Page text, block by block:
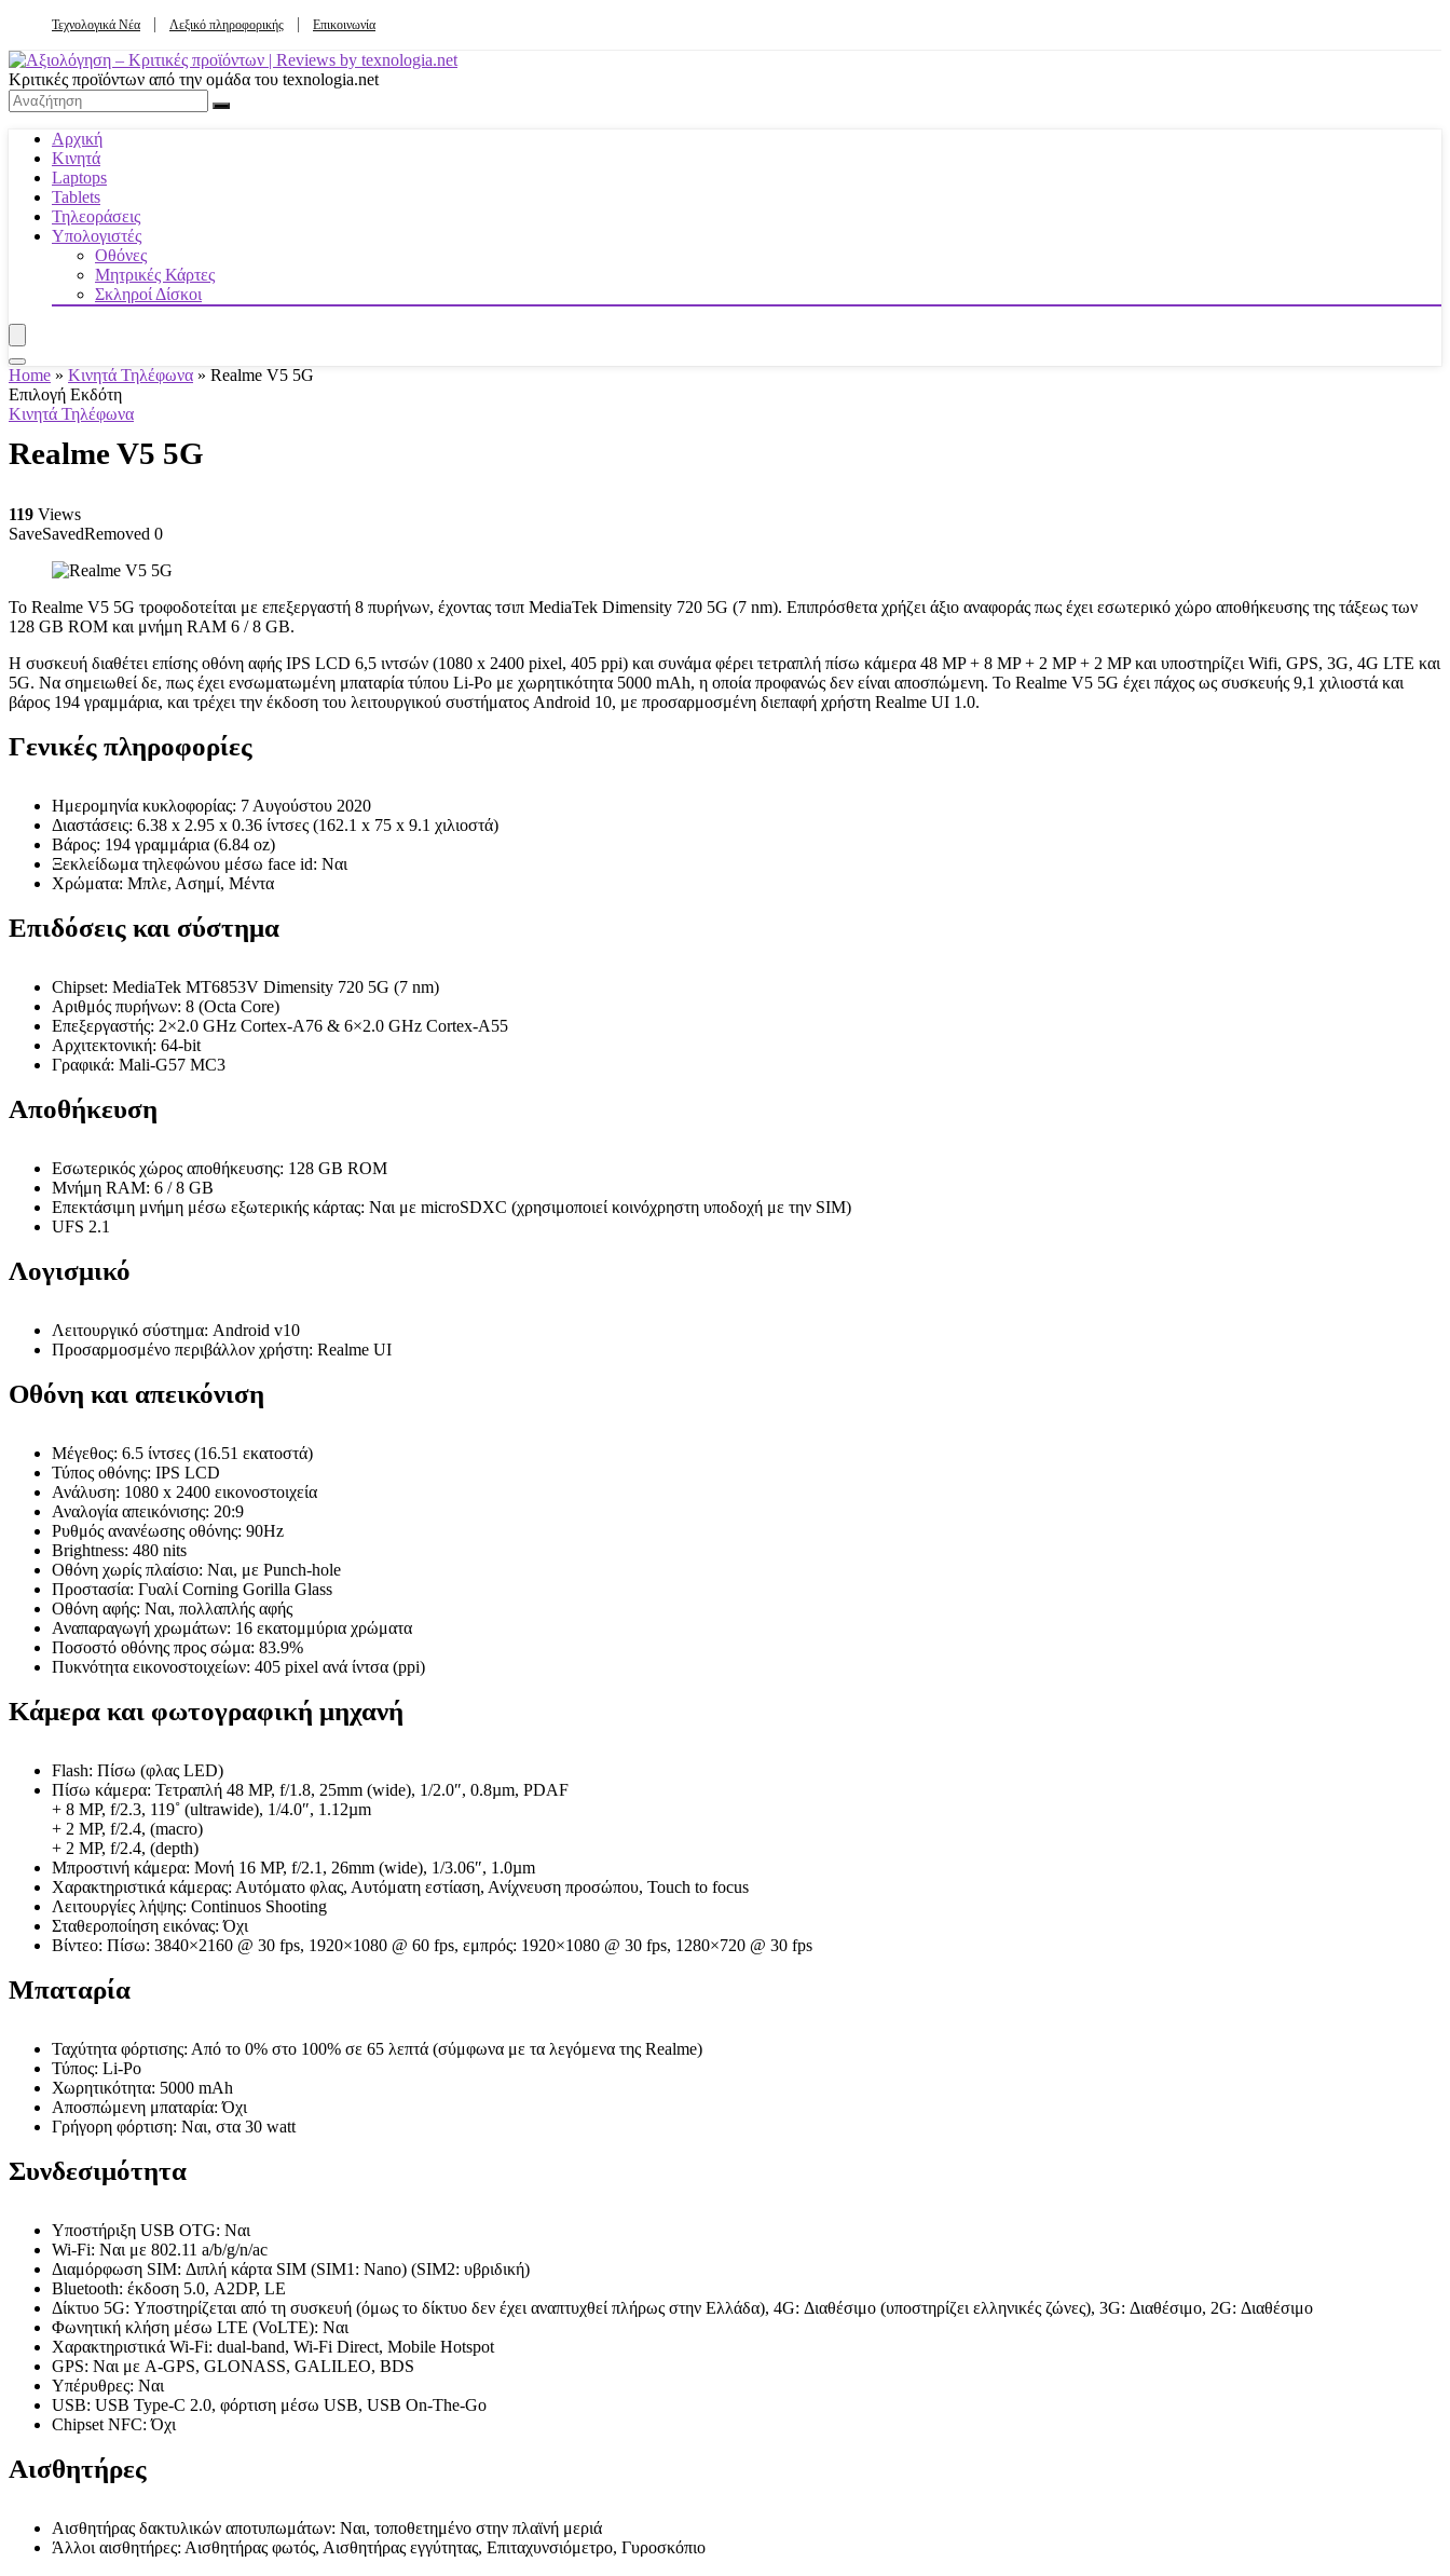
Τεχνολογικά Νέα Λεξικό πληροφορικής Επικοινωνία
Κριτικές προϊόντων από την ομάδα του texnologia.net
Αρχική
Κινητά
Laptops
Tablets
Τηλεοράσεις
Υπολογιστές
Οθόνες
Μητρικές Κάρτες
Σκληροί Δίσκοι
Home » Κινητά Τηλέφωνα » Realme V5 5G
Επιλογή Εκδότη
Κινητά Τηλέφωνα
Realme V5 5G
119 Views
SaveSavedRemoved 0
Το Realme V5 5G τροφοδοτείται με επεξεργαστή 8 πυρήνων, έχοντας τσιπ MediaTek Dimensity 720 5G (7 nm). Επιπρόσθετα χρήζει άξιο αναφοράς πως έχει εσωτερικό χώρο αποθήκευσης της τάξεως των
128 GB ROM και μνήμη RAM 6 / 8 GB.
Η συσκευή διαθέτει επίσης οθόνη αφής IPS LCD 6,5 ιντσών (1080 x 2400 pixel, 405 ppi) και συνάμα φέρει τετραπλή πίσω κάμερα 48 MP + 8 MP + 2 MP + 2 MP και υποστηρίζει Wifi, GPS, 3G, 4G LTE και
5G. Να σημειωθεί δε, πως έχει ενσωματωμένη μπαταρία τύπου Li-Po με χωρητικότητα 5000 mAh, η οποία προφανώς δεν είναι αποσπώμενη. Το Realme V5 5G έχει πάχος ως συσκευής 9,1 χιλιοστά και
βάρος 194 γραμμάρια, και τρέχει την έκδοση του λειτουργικού συστήματος Android 10, με προσαρμοσμένη διεπαφή χρήστη Realme UI 1.0.
Γενικές πληροφορίες
Ημερομηνία κυκλοφορίας: 7 Αυγούστου 2020
Διαστάσεις: 6.38 x 2.95 x 0.36 ίντσες (162.1 x 75 x 9.1 χιλιοστά)
Βάρος: 194 γραμμάρια (6.84 oz)
Ξεκλείδωμα τηλεφώνου μέσω face id: Ναι
Χρώματα: Μπλε, Ασημί, Μέντα
Επιδόσεις και σύστημα
Chipset: MediaTek MT6853V Dimensity 720 5G (7 nm)
Αριθμός πυρήνων: 8 (Octa Core)
Επεξεργαστής: 2×2.0 GHz Cortex-A76 & 6×2.0 GHz Cortex-A55
Αρχιτεκτονική: 64-bit
Γραφικά: Mali-G57 MC3
Αποθήκευση
Εσωτερικός χώρος αποθήκευσης: 128 GB ROM
Μνήμη RAM: 6 / 8 GB
Επεκτάσιμη μνήμη μέσω εξωτερικής κάρτας: Ναι με microSDXC (χρησιμοποιεί κοινόχρηστη υποδοχή με την SIM)
UFS 2.1
Λογισμικό
Λειτουργικό σύστημα: Android v10
Προσαρμοσμένο περιβάλλον χρήστη: Realme UI
Οθόνη και απεικόνιση
Μέγεθος: 6.5 ίντσες (16.51 εκατοστά)
Τύπος οθόνης: IPS LCD
Ανάλυση: 1080 x 2400 εικονοστοιχεία
Αναλογία απεικόνισης: 20:9
Ρυθμός ανανέωσης οθόνης: 90Hz
Brightness: 480 nits
Οθόνη χωρίς πλαίσιο: Ναι, με Punch-hole
Προστασία: Γυαλί Corning Gorilla Glass
Οθόνη αφής: Ναι, πολλαπλής αφής
Αναπαραγωγή χρωμάτων: 16 εκατομμύρια χρώματα
Ποσοστό οθόνης προς σώμα: 83.9%
Πυκνότητα εικονοστοιχείων: 405 pixel ανά ίντσα (ppi)
Κάμερα και φωτογραφική μηχανή
Flash: Πίσω (φλας LED)
Πίσω κάμερα: Τετραπλή 48 MP, f/1.8, 25mm (wide), 1/2.0″, 0.8µm, PDAF
+ 8 MP, f/2.3, 119˚ (ultrawide), 1/4.0″, 1.12µm
+ 2 MP, f/2.4, (macro)
+ 2 MP, f/2.4, (depth)
Μπροστινή κάμερα: Μονή 16 MP, f/2.1, 26mm (wide), 1/3.06″, 1.0µm
Χαρακτηριστικά κάμερας: Αυτόματο φλας, Αυτόματη εστίαση, Ανίχνευση προσώπου, Touch to focus
Λειτουργίες λήψης: Continuos Shooting
Σταθεροποίηση εικόνας: Όχι
Βίντεο: Πίσω: 3840×2160 @ 30 fps, 1920×1080 @ 60 fps, εμπρός: 1920×1080 @ 30 fps, 1280×720 @ 30 fps
Μπαταρία
Ταχύτητα φόρτισης: Από το 0% στο 100% σε 65 λεπτά (σύμφωνα με τα λεγόμενα της Realme)
Τύπος: Li-Po
Χωρητικότητα: 5000 mAh
Αποσπώμενη μπαταρία: Όχι
Γρήγορη φόρτιση: Ναι, στα 30 watt
Συνδεσιμότητα
Υποστήριξη USB OTG: Ναι
Wi-Fi: Ναι με 802.11 a/b/g/n/ac
Διαμόρφωση SIM: Διπλή κάρτα SIM (SIM1: Nano) (SIM2: υβριδική)
Bluetooth: έκδοση 5.0, A2DP, LE
Δίκτυο 5G: Υποστηρίζεται από τη συσκευή (όμως το δίκτυο δεν έχει αναπτυχθεί πλήρως στην Ελλάδα), 4G: Διαθέσιμο (υποστηρίζει ελληνικές ζώνες), 3G: Διαθέσιμο, 2G: Διαθέσιμο
Φωνητική κλήση μέσω LTE (VoLTE): Ναι
Χαρακτηριστικά Wi-Fi: dual-band, Wi-Fi Direct, Mobile Hotspot
GPS: Ναι με A-GPS, GLONASS, GALILEO, BDS
Υπέρυθρες: Ναι
USB: USB Type-C 2.0, φόρτιση μέσω USB, USB On-The-Go
Chipset NFC: Όχι
Αισθητήρες
Αισθητήρας δακτυλικών αποτυπωμάτων: Ναι, τοποθετημένο στην πλαϊνή μεριά
Άλλοι αισθητήρες: Αισθητήρας φωτός, Αισθητήρας εγγύτητας, Επιταχυνσιόμετρο, Γυροσκόπιο